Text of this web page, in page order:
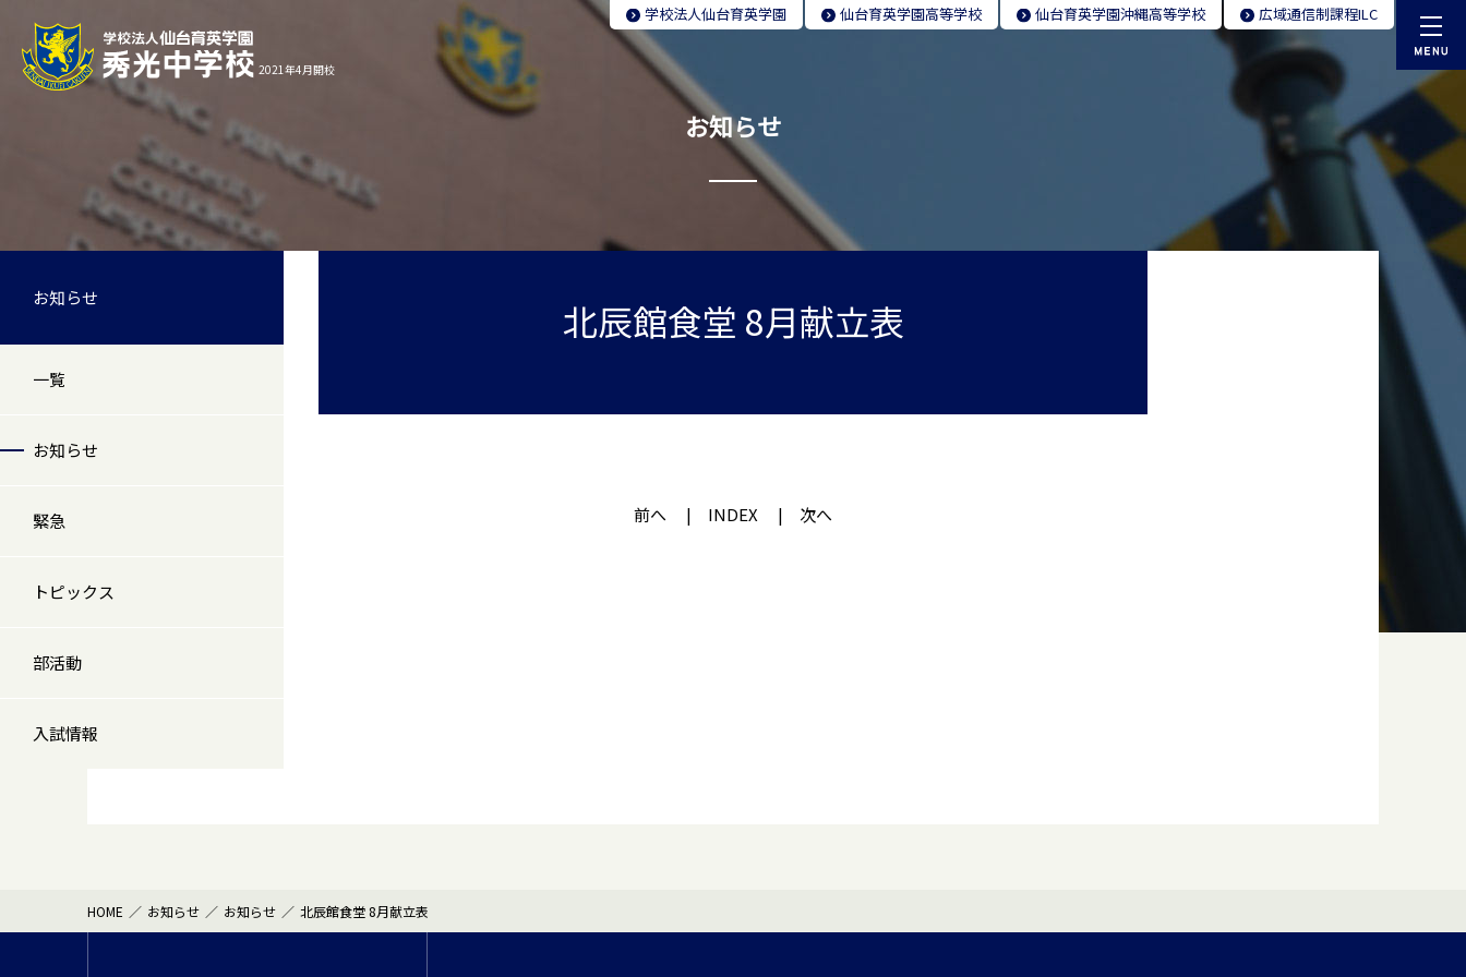
学校法人仙台育英学園 仙台育英学園高等学校 仙台育英学園沖縄高等学校 広域通信制課程ILC
2021年4月開校
お知らせ
北辰館食堂 8月献立表
前へ INDEX 次へ
お知らせ
一覧
お知らせ
緊急
トピックス
部活動
入試情報
HOME お知らせ お知らせ 北辰館食堂 8月献立表